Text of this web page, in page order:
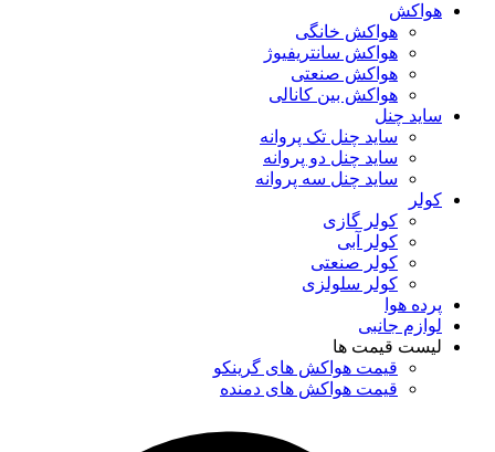
هواکش
هواکش خانگی
هواکش سانتریفیوژ
هواکش صنعتی
هواکش بین کانالی
ساید چنل
ساید چنل تک پروانه
ساید چنل دو پروانه
ساید چنل سه پروانه
کولر
کولر گازی
کولر آبی
کولر صنعتی
کولر سلولزی
پرده هوا
لوازم جانبی
لیست قیمت ها
قیمت هواکش های گرینکو
قیمت هواکش های دمنده